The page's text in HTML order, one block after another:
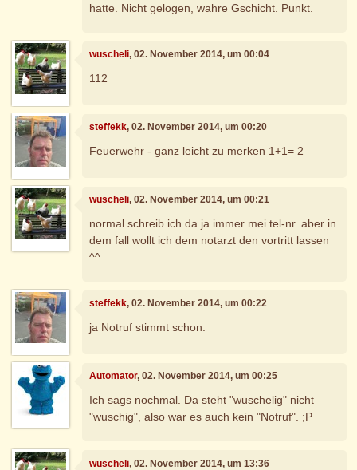
hatte. Nicht gelogen, wahre Gschicht. Punkt.
wuscheli, 02. November 2014, um 00:04
112
steffekk, 02. November 2014, um 00:20
Feuerwehr - ganz leicht zu merken 1+1= 2
wuscheli, 02. November 2014, um 00:21
normal schreib ich da ja immer mei tel-nr. aber in
dem fall wollt ich dem notarzt den vortritt lassen
^^
steffekk, 02. November 2014, um 00:22
ja Notruf stimmt schon.
Automator, 02. November 2014, um 00:25
Ich sags nochmal. Da steht "wuschelig" nicht
"wuschig", also war es auch kein "Notruf". ;P
wuscheli, 02. November 2014, um 13:36